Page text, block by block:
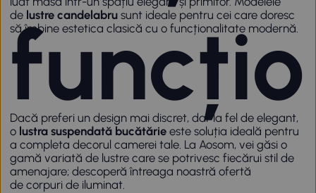
de lustre candelabru sunt ideale pentru cei care doresc
să îmbine estetica clasică cu o funcționalitate modernă.
Dacă preferi un design mai discret, dar la fel de elegant,
o lustra suspendată bucătărie este soluția ideală pentru
a completa decorul camerei tale. La Aosom, vei găsi o
gamă variată de lustre care se potrivesc fiecărui stil de
amenajare; descoperă întreaga noastră ofertă
decorpuri de iluminat.